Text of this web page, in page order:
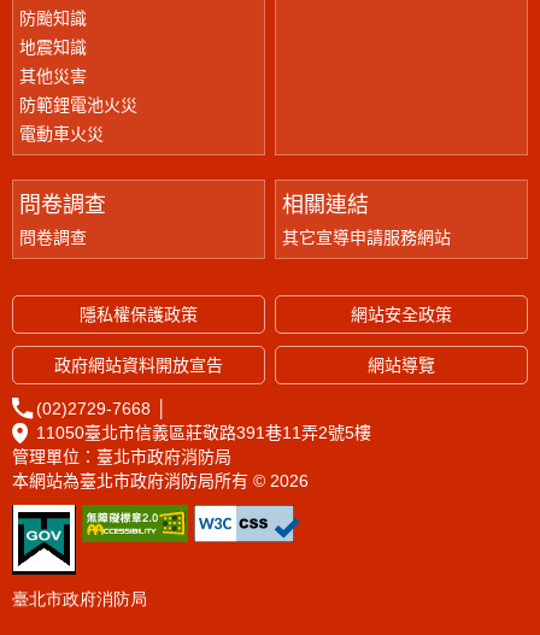
防颱知識
地震知識
其他災害
防範鋰電池火災
電動車火災
問卷調查
問卷調查
相關連結
其它宣導申請服務網站
隱私權保護政策 網站安全政策
政府網站資料開放宣告 網站導覽
(02)2729-7668
11050臺北市信義區莊敬路391巷11弄2號5樓
管理單位：臺北市政府消防局
本網站為臺北市政府消防局所有 © 2026
臺北市政府消防局